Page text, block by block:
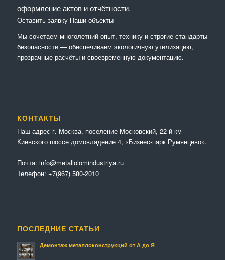
оформление актов и отчётности.
Оставить заявку Наши объекты
Мы сочетaем многолетний опыт, технику и строгие стандарты
безопасности — обеспечиваем экологичную утилизацию,
прозрачные расчёты и своевременную документацию.
КОНТАКТЫ
Наш адрес г. Москва, поселение Московский, 22-й км
Киевского шоссе домовладение 4, «Бизнес-парк Румянцево».
Почта: info@metallolomindustriya.ru
Телефон: +7(967) 580-2010
ПОСЛЕДНИЕ СТАТЬИ
Демонтаж металлоконструкций от А до Я